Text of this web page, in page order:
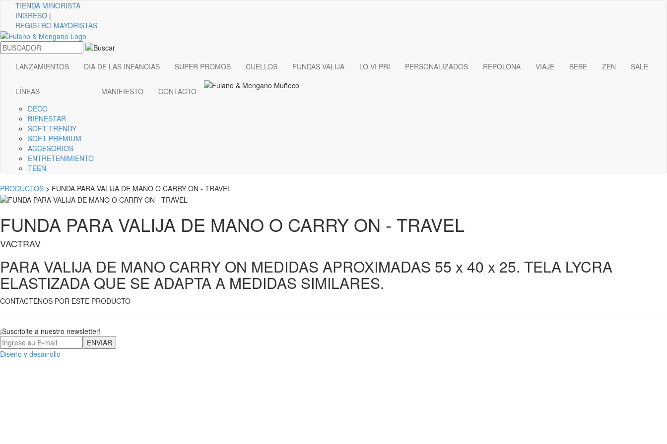
TIENDA MINORISTA
INGRESO |
REGISTRO MAYORISTAS
LANZAMIENTOS DIA DE LAS INFANCIAS SUPER PROMOS CUELLOS FUNDAS VALIJA LO VI PRI PERSONALIZADOS REPOLONA VIAJE BEBE ZEN SALE
LÍNEAS
DECO
BIENESTAR
SOFT TRENDY
SOFT PREMIUM
ACCESORIOS
ENTRETENIMIENTO
TEEN
MANIFIESTO CONTACTO
PRODUCTOS > FUNDA PARA VALIJA DE MANO O CARRY ON - TRAVEL
FUNDA PARA VALIJA DE MANO O CARRY ON - TRAVEL
VACTRAV
PARA VALIJA DE MANO CARRY ON MEDIDAS APROXIMADAS 55 x 40 x 25. TELA LYCRA
ELASTIZADA QUE SE ADAPTA A MEDIDAS SIMILARES.
CONTACTENOS POR ESTE PRODUCTO
¡Suscribite a nuestro newsletter!
Diseño y desarrollo